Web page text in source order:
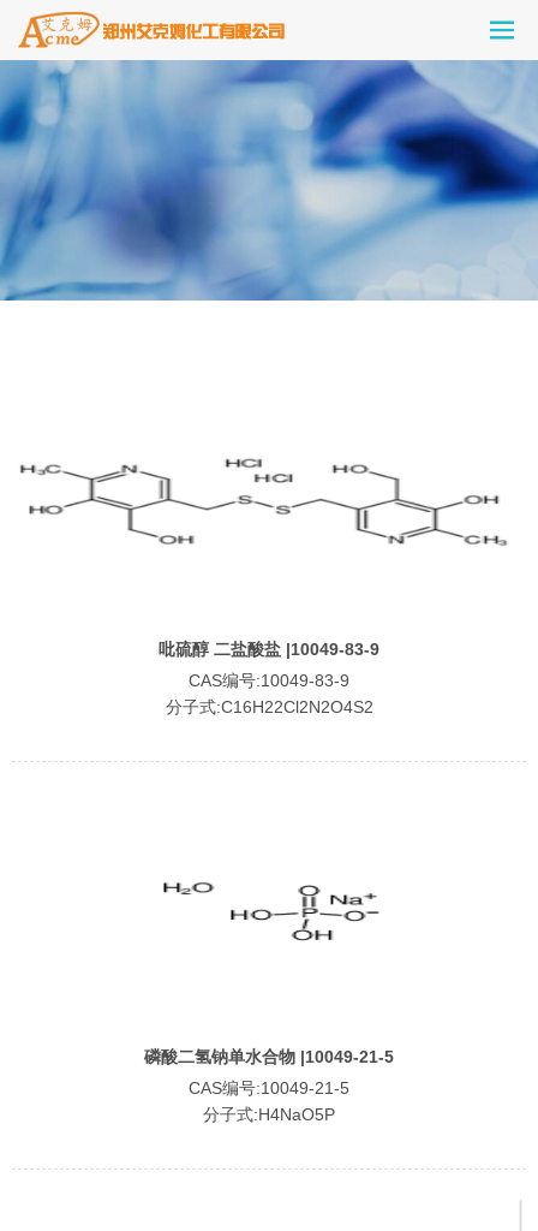
吡硫醇 二盐酸盐 |10049-83-9
CAS编号:10049-83-9
分子式:C16H22Cl2N2O4S2
磷酸二氢钠单水合物 |10049-21-5
CAS编号:10049-21-5
分子式:H4NaO5P